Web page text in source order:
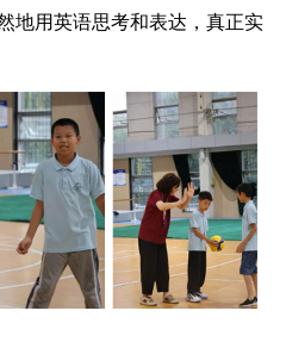
地用英语思考和表达，真正实